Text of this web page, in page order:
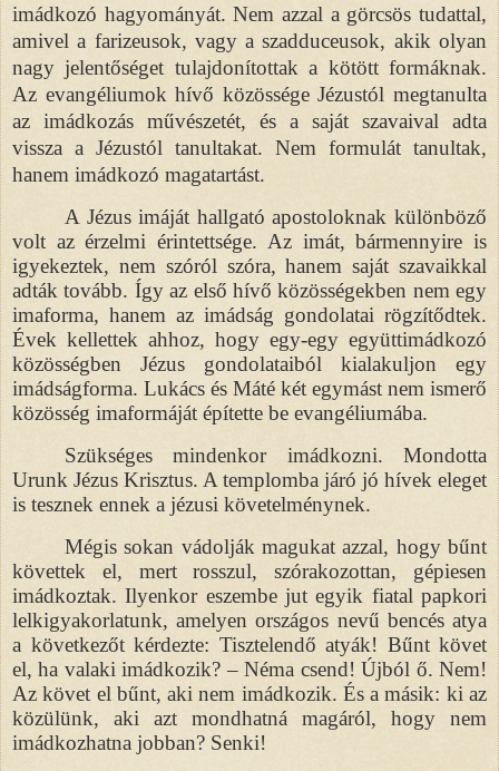
imádkozó hagyományát. Nem azzal a görcsös tudattal,
amivel a farizeusok, vagy a szadduceusok, akik olyan
nagy jelentőséget tulajdonítottak a kötött formáknak.
Az evangéliumok hívő közössége Jézustól megtanulta
az imádkozás művészetét, és a saját szavaival adta
vissza a Jézustól tanultakat. Nem formulát tanultak,
hanem imádkozó magatartást.
A Jézus imáját hallgató apostoloknak különböző
volt az érzelmi érintettsége. Az imát, bármennyire is
igyekeztek, nem szóról szóra, hanem saját szavaikkal
adták tovább. Így az első hívő közösségekben nem egy
imaforma, hanem az imádság gondolatai rögzítődtek.
Évek kellettek ahhoz, hogy egy-egy együttimádkozó
közösségben Jézus gondolataiból kialakuljon egy
imádságforma. Lukács és Máté két egymást nem ismerő
közösség imaformáját építette be evangéliumába.
Szükséges mindenkor imádkozni. Mondotta
Urunk Jézus Krisztus. A templomba járó jó hívek eleget
is tesznek ennek a jézusi követelménynek.
Mégis sokan vádolják magukat azzal, hogy bűnt
követtek el, mert rosszul, szórakozottan, gépiesen
imádkoztak. Ilyenkor eszembe jut egyik fiatal papkori
lelkigyakorlatunk, amelyen országos nevű bencés atya
a következőt kérdezte: Tisztelendő atyák! Bűnt követ
el, ha valaki imádkozik? – Néma csend! Újból ő. Nem!
Az követ el bűnt, aki nem imádkozik. És a másik: ki az
közülünk, aki azt mondhatná magáról, hogy nem
imádkozhatna jobban? Senki!